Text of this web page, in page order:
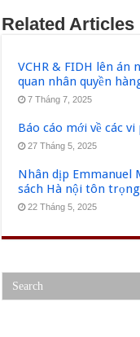
Related Articles
VCHR & FIDH lên
quan nhân quyền
7 Tháng 7, 2025
Báo cáo mới về các
27 Tháng 5, 2025
Nhân dịp Emmanuel
sách Hà nội tôn
22 Tháng 5, 2025